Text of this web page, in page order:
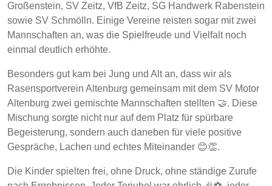
Großenstein, SV Zeitz, VfB Zeitz, SG Handwerk Rabenstein
sowie SV Schmölln. Einige Vereine reisten sogar mit zwei
Mannschaften an, was die Spielfreude und Vielfalt noch
einmal deutlich erhöhte.
Besonders gut kam bei Jung und Alt an, dass wir als
Rasensportverein Altenburg gemeinsam mit dem SV Motor
Altenburg zwei gemischte Mannschaften stellten 🤝. Diese
Mischung sorgte nicht nur auf dem Platz für spürbare
Begeisterung, sondern auch daneben für viele positive
Gespräche, Lachen und echtes Miteinander 😊👏.
Die Kinder spielten frei, ohne Druck, ohne ständige Zurufe